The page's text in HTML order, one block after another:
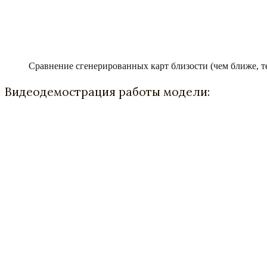
Сравнение сгенерированных карт близости (чем ближе,
Видеодемострация работы модели: